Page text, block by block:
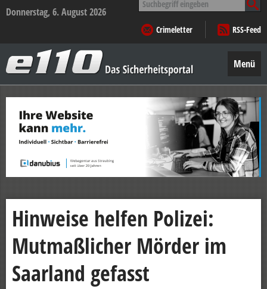
Donnerstag, 6. August 2026
nach:
Crimeletter
RSS-Feed
–
Das
Sicherheitsportal
Menü
Zum
Inhalt
springen
Hinweise helfen Polizei:
Mutmaßlicher Mörder im
Saarland gefasst